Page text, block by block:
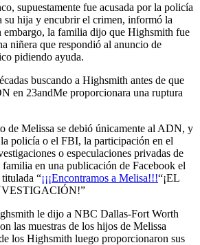
supuestamente fue acusada por la policía
su hija y encubrir el crimen, informó la
embargo, la familia dijo que Highsmith fue
niñera que respondió al anuncio de
pidiendo ayuda.
buscando a Highsmith antes de que
en 23andMe proporcionara una ruptura
de Melissa se debió únicamente al ADN, y
policía o el FBI, la participación en el
o especulaciones privadas de
en una publicación de Facebook el
“¡¡¡Encontramos a Melisa!!!“¡EL
le dijo a NBC Dallas-Fort Worth
las muestras de los hijos de Melissa
los Highsmith luego proporcionaron sus